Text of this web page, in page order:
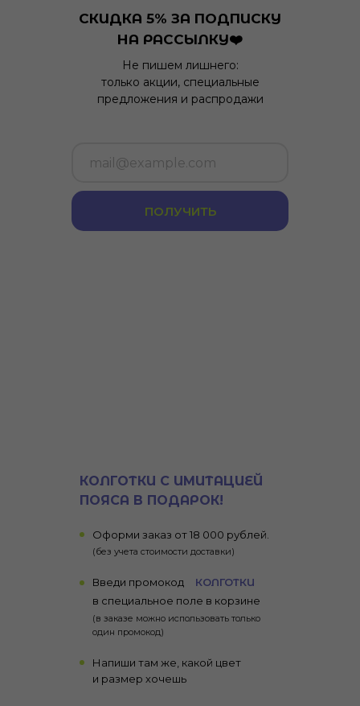
ПОЛУЧИТЬ
Не пишем лишнего:
только акции, специальные
предложения и распродажи
СКИДКА 5% ЗА ПОДПИСКУ
НА РАССЫЛКУ❤️
Оформи заказ от 18 000 рублей.
(без учета стоимости доставки)
(в заказе можно использовать только
один промокод)
КОЛГОТКИ С ИМИТАЦИЕЙ
ПОЯСА В ПОДАРОК!
в специальное поле в корзине
Введи промокод
Напиши там же, какой цвет
и размер хочешь
КОЛГОТКИ